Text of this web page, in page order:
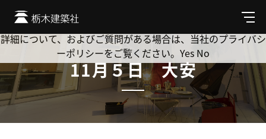
メ
ニ
ュ
11月５日 大安
Cookie を使用して、お客様の活動を追跡してもよろしいです
か? 当社ではお客様のプライバシーを極めて重視しています。
詳細について、およびご質問がある場合は、当社のプライバシ
ーポリシーをご覧ください。 Yes No